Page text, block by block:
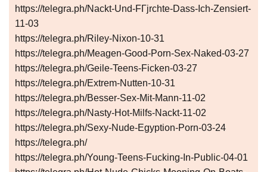
https://telegra.ph/Nackt-Und-FГјrchte-Dass-Ich-Zensiert-
11-03
https://telegra.ph/Riley-Nixon-10-31
https://telegra.ph/Meagen-Good-Porn-Sex-Naked-03-27
https://telegra.ph/Geile-Teens-Ficken-03-27
https://telegra.ph/Extrem-Nutten-10-31
https://telegra.ph/Besser-Sex-Mit-Mann-11-02
https://telegra.ph/Nasty-Hot-Milfs-Nackt-11-02
https://telegra.ph/Sexy-Nude-Egyption-Porn-03-24
https://telegra.ph/
https://telegra.ph/Young-Teens-Fucking-In-Public-04-01